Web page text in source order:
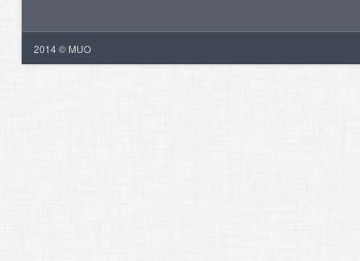
2014 © MUO